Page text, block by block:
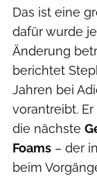
Das ist eine
dafür wurde
Änderung
berichtet
Jahren bei
vorantreibt.
die nächste
Foams – der
beim